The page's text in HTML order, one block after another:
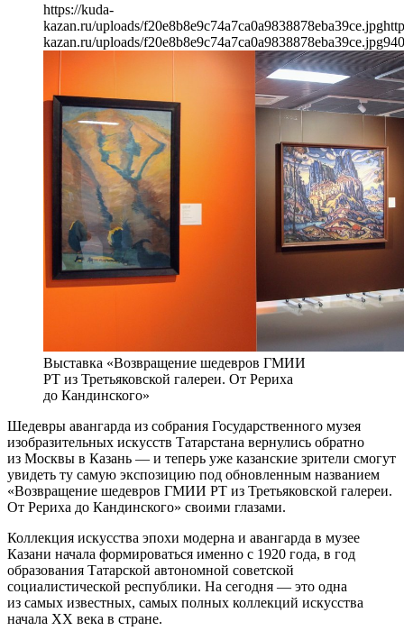
https://kuda-
kazan.ru/uploads/f20e8b8e9c74a7ca0a9838878eba39ce.jpg
kazan.ru/uploads/f20e8b8e9c74a7ca0a9838878eba39ce.jpg940
Выставка «Возвращение шедевров ГМИИ
РТ из Третьяковской галереи. От Рериха
до Кандинского»
Шедевры авангарда из собрания Государственного музея
изобразительных искусств Татарстана вернулись обратно
из Москвы в Казань — и теперь уже казанские зрители смогут
увидеть ту самую экспозицию под обновленным названием
«Возвращение шедевров ГМИИ РТ из Третьяковской галереи.
От Рериха до Кандинского» своими глазами.
Коллекция искусства эпохи модерна и авангарда в музее
Казани начала формироваться именно с 1920 года, в год
образования Татарской автономной советской
социалистической республики. На сегодня — это одна
из самых известных, самых полных коллекций искусства
начала ХХ века в стране.